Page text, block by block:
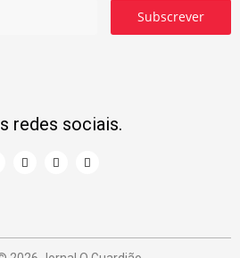
Subscrever
redes sociais.